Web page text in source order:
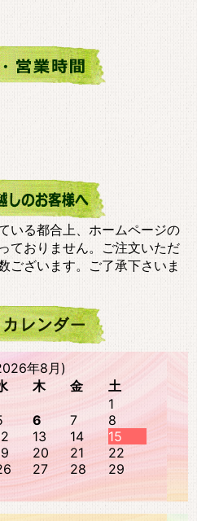
いる都合上、ホームページの
ておりません。ご注文いただ
ございます。ご了承下さいま
年8月)
木 金
土
1
6 7
8
13 14
15
20 21
22
27 28
29